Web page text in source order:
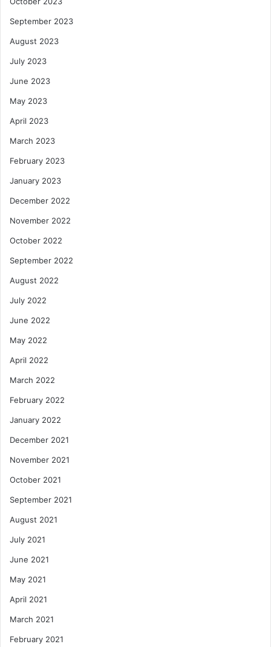
September 2023
August 2023
July 2023
June 2023
May 2023
April 2023
March 2023
February 2023
January 2023
December 2022
November 2022
October 2022
September 2022
August 2022
July 2022
June 2022
May 2022
April 2022
March 2022
February 2022
January 2022
December 2021
November 2021
October 2021
September 2021
August 2021
July 2021
June 2021
May 2021
April 2021
March 2021
February 2021